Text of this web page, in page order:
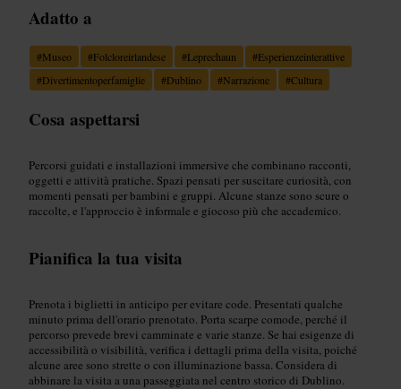
Adatto a
#Museo #Folcloreirlandese #Leprechaun #Esperienzeinterattive
#Divertimentoperfamiglie #Dublino #Narrazione #Cultura
Cosa aspettarsi
Percorsi guidati e installazioni immersive che combinano racconti,
oggetti e attività pratiche. Spazi pensati per suscitare curiosità, con
momenti pensati per bambini e gruppi. Alcune stanze sono scure o
raccolte, e l'approccio è informale e giocoso più che accademico.
Pianifica la tua visita
Prenota i biglietti in anticipo per evitare code. Presentati qualche
minuto prima dell'orario prenotato. Porta scarpe comode, perché il
percorso prevede brevi camminate e varie stanze. Se hai esigenze di
accessibilità o visibilità, verifica i dettagli prima della visita, poiché
alcune aree sono strette o con illuminazione bassa. Considera di
abbinare la visita a una passeggiata nel centro storico di Dublino.